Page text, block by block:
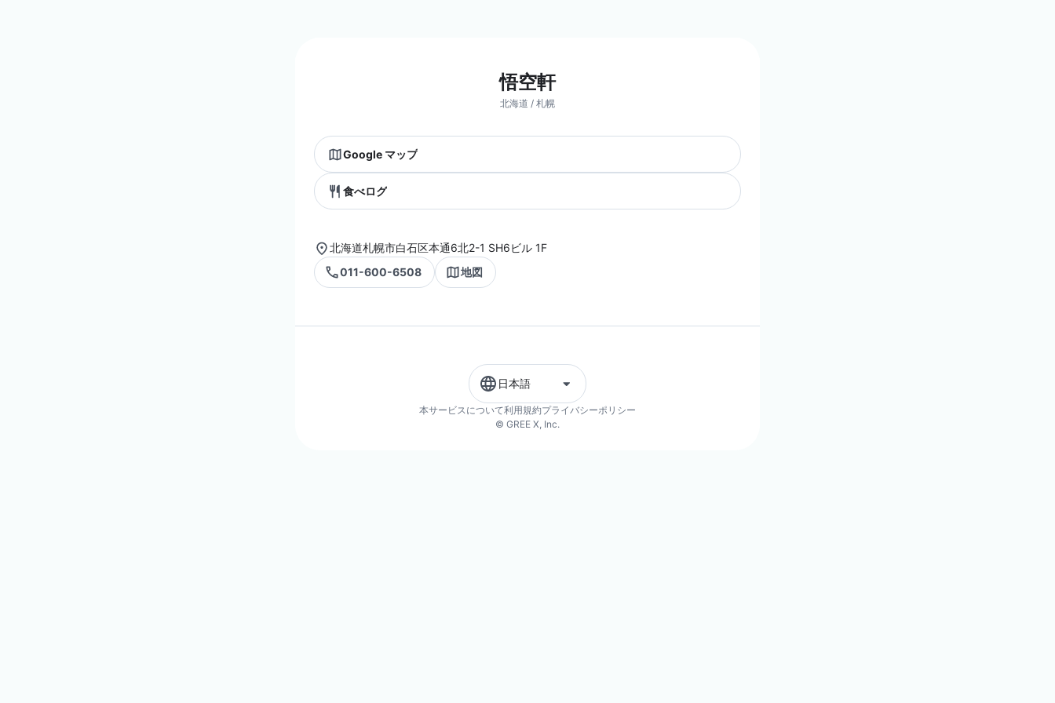
悟空軒
北海道 / 札幌
Google マップ
食べログ
北海道札幌市白石区本通6北2-1 SH6ビル 1F
011-600-6508
地図
日本語
本サービスについて利用規約プライバシーポリシー
© GREE X, Inc.